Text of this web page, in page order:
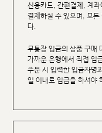
신용카드, 간편결제, 계좌
결제하실 수 있으며, 모든
다.
무통장 입금의 상품 구매
가까운 은행에서 직접 입
주문 시 입력한 입금자명
일 이내로 입금을 하셔야